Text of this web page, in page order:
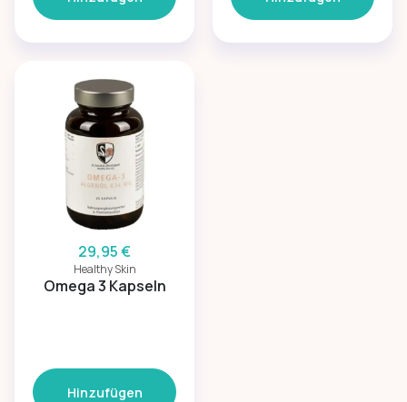
29,95 €
Healthy Skin
Omega 3 Kapseln
Hinzufügen